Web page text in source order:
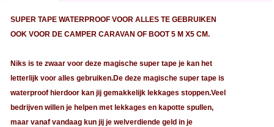
SUPER TAPE WATERPROOF VOOR ALLES TE GEBRUIKEN
OOK VOOR DE CAMPER CARAVAN OF BOOT 5 M X5 CM.
Niks is te zwaar voor deze magische super tape je kan het
letterlijk voor alles gebruiken.De deze magische super tape is
waterproof hierdoor kan jij gemakkelijk lekkages stoppen.Veel
bedrijven willen je helpen met lekkages en kapotte spullen,
maar vanaf vandaag kun jij je welverdiende geld in je